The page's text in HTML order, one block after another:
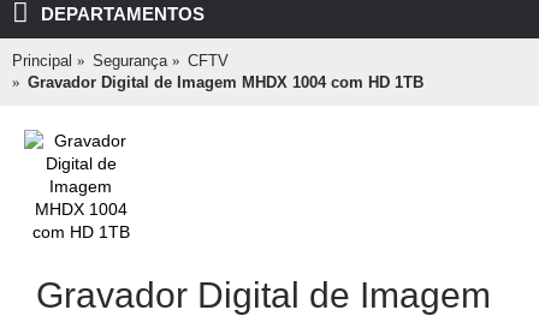
DEPARTAMENTOS
Principal Segurança
CFTV
Gravador Digital de Imagem MHDX 1004 com HD 1TB
Gravador Digital de Imagem